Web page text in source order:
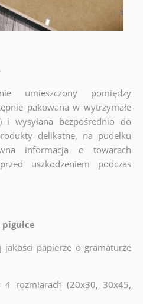
umieszczony pomiędzy
pakowana w wytrzymałe
i wysyłana bezpośrednio do
delikatne, na pudełku
informacja o towarach
uszkodzeniem podczas
jakości papierze o gramaturze
4 rozmiarach (20x30, 30x45,